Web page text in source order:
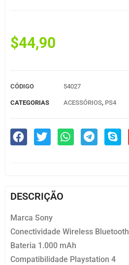
$44,90
CÓDIGO 54027
CATEGORIAS ACESSÓRIOS, PS4
DESCRIÇÃO
Marca Sony
Conectividade Wireless Bluetooth
Bateria 1.000 mAh
Compatibilidade Playstation 4